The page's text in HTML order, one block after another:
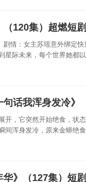
（120集）超燃短
剧情：女主苏瑶意外绑定
星际未来，每个世界她都
句话我浑身发冷
开，它突然开始绝食，状
间浑身发冷，原来金蟒绝
华》（127集）短